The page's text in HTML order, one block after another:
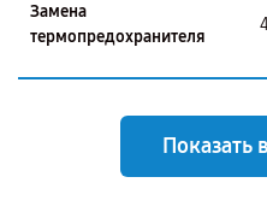
Замена
термопредохранителя
Показать